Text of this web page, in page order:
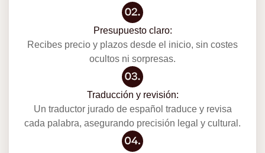
Presupuesto claro:
Recibes precio y plazos desde el inicio, sin costes
ocultos ni sorpresas.
Traducción y revisión:
Un traductor jurado de español traduce y revisa
cada palabra, asegurando precisión legal y cultural.